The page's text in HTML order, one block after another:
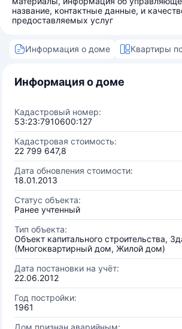
название, контактные данные, и
предоставляемых услуг
Информация о доме Квартиры
Информация о доме
Кадастровый номер:
53:23:7910600:127
Кадастровая стоимость:
22 799 647,8
Дата обновления стоимости:
18.01.2013
Статус объекта:
Ранее учтенный
Тип объекта:
Объект капитального строительства,
(Многоквартирный дом, Жилой дом)
Дата постановки на учёт:
22.06.2012
Год постройки:
1961
Дом признан аварийным: